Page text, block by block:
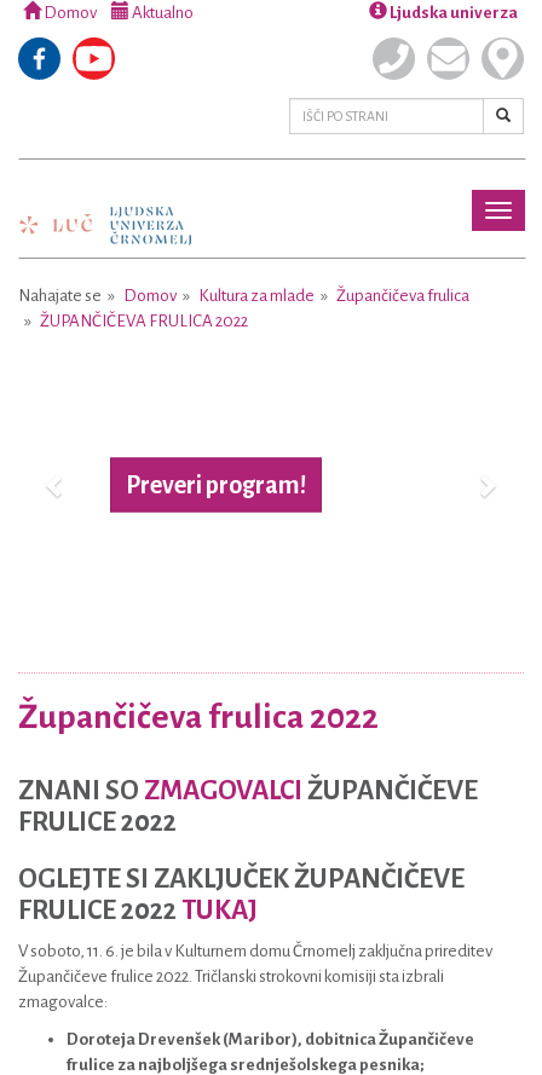
Domov Aktualno Ljudska univerza
Nahajate se Domov Kultura za mlade
Župančičeva frulica
ŽUPANČIČEVA FRULICA 2022
Preveri program!
Župančičeva frulica 2022
ZNANI SO ZMAGOVALCI ŽUPANČIČEVE
FRULICE 2022
OGLEJTE SI ZAKLJUČEK ŽUPANČIČEVE
FRULICE 2022 TUKAJ
V soboto, 11. 6. je bila v Kulturnem domu Črnomelj zaključna prireditev
Župančičeve frulice 2022. Tričlanski strokovni komisiji sta izbrali
zmagovalce:
Doroteja Drevenšek (Maribor), dobitnica Župančičeve
frulice za najboljšega srednješolskega pesnika;